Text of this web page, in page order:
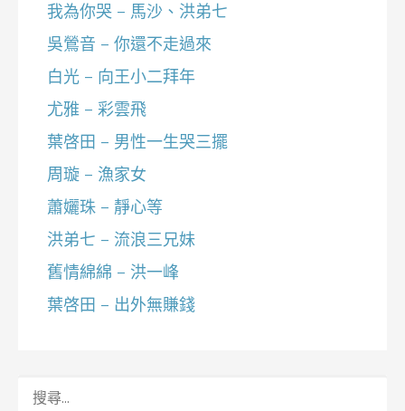
我為你哭 – 馬沙、洪弟七
吳鶯音 – 你還不走過來
白光 – 向王小二拜年
尤雅 – 彩雲飛
葉啓田 – 男性一生哭三擺
周璇 – 漁家女
蕭孋珠 – 靜心等
洪弟七 – 流浪三兄妹
舊情綿綿 – 洪一峰
葉啓田 – 出外無賺錢